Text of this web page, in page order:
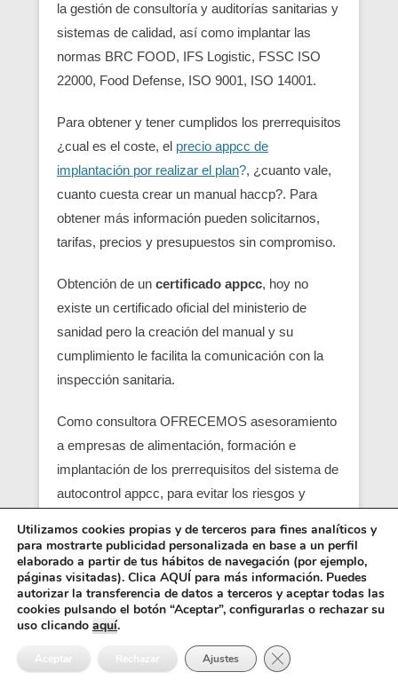
la gestión de consultoría y auditorías sanitarias y
sistemas de calidad, así como implantar las
normas BRC FOOD, IFS Logistic, FSSC ISO
22000, Food Defense, ISO 9001, ISO 14001.
Para obtener y tener cumplidos los prerrequisitos
¿cual es el coste, el precio appcc de
implantación por realizar el plan?, ¿cuanto vale,
cuanto cuesta crear un manual haccp?. Para
obtener más información pueden solicitarnos,
tarifas, precios y presupuestos sin compromiso.
Obtención de un certificado appcc, hoy no
existe un certificado oficial del ministerio de
sanidad pero la creación del manual y su
cumplimiento le facilita la comunicación con la
inspección sanitaria.
Como consultora OFRECEMOS asesoramiento
a empresas de alimentación, formación e
implantación de los prerrequisitos del sistema de
autocontrol appcc, para evitar los riesgos y
localizando en su empresa los pcc (puntos
críticos) y obtener un servicio con una correcta
seguridad alimentaria.
Entre los requisitos está el control y el análisis de
cada punto crítico, junto con el registro sanitario,
Utilizamos cookies propias y de terceros para fines analíticos y
para mostrarte publicidad personalizada en base a un perfil
elaborado a partir de tus hábitos de navegación (por ejemplo,
páginas visitadas). Clica AQUÍ para más información. Puedes
autorizar la transferencia de datos a terceros y aceptar todas las
cookies pulsando el botón “Aceptar”, configurarlas o rechazar su
uso clicando aquí.
Aceptar Rechazar Ajustes Cerrar el banner de